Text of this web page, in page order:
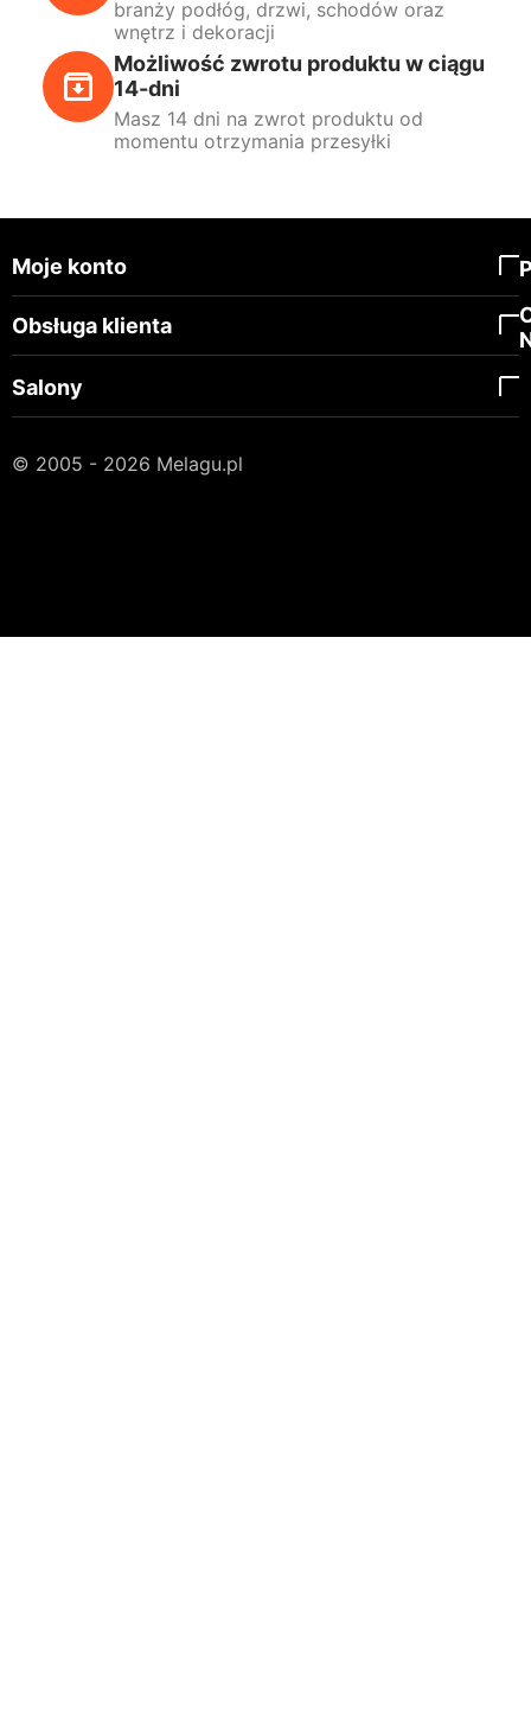
branży podłóg, drzwi, schodów oraz
wnętrz i dekoracji
Możliwość zwrotu produktu w ciągu
14-dni
Masz 14 dni na zwrot produktu od
momentu otrzymania przesyłki
Moje konto
Obsługa klienta
Salony
© 2005 - 2026 Melagu.pl